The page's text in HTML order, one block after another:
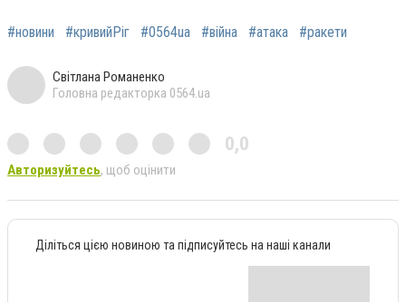
#новини #кривийРіг #0564ua #війна #атака #ракети
Світлана Романенко
Головна редакторка 0564.ua
0,0
Авторизуйтесь, щоб оцінити
Діліться цією новиною та підписуйтесь на наші канали